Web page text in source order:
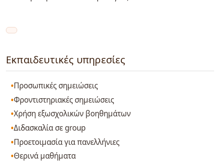
Εκπαιδευτικές υπηρεσίες
Προσωπικές σημειώσεις
Φροντιστηριακές σημειώσεις
Χρήση εξωσχολικών βοηθημάτων
Διδασκαλία σε group
Προετοιμασία για πανελλήνιες
Θερινά μαθήματα